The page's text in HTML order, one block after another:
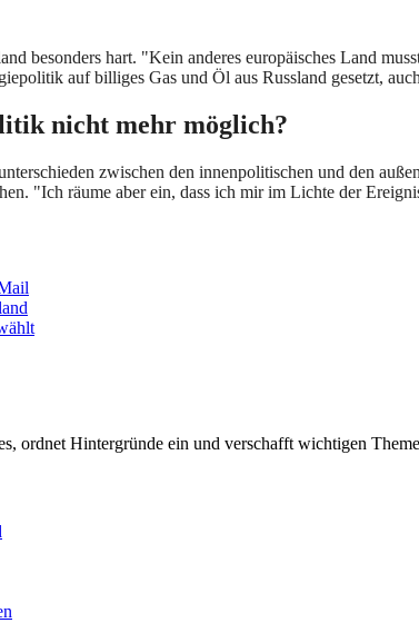
besonders hart. "Kein anderes europäisches Land
auf billiges Gas und Öl aus Russland gesetzt,
nicht mehr möglich?
zwischen den innenpolitischen und den
"Ich räume aber ein, dass ich mir im Lichte der
ordnet Hintergründe ein und verschafft wichtigen